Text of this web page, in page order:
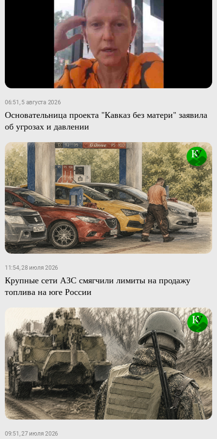
06:51, 5 августа 2026
Основательница проекта "Кавказ без матери" заявила
об угрозах и давлении
11:54, 28 июля 2026
Крупные сети АЗС смягчили лимиты на продажу
топлива на юге России
09:51, 27 июля 2026